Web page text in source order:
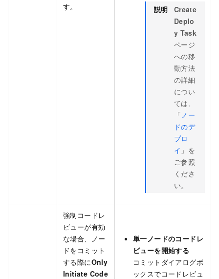
す。
説明
Create
Deplo
y Task
ページ
への移
動方法
の詳細
につい
ては、
「 ノー
ドのデ
プロ
イ 」を
ご参照
くださ
い。
強制コードレ
ビューが有効
な場合、ノー
ドをコミット
する際にOnly
Initiate Code
単一ノードのコードレ
ビューを開始する
コミットダイアログボ
ックスでコードレビュ